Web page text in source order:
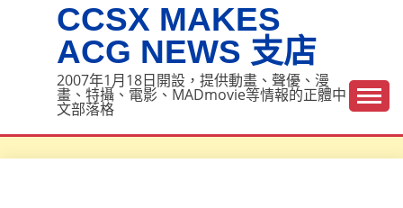
CCSX MAKES
ACG NEWS 支店
2007年1月18日開設，提供動畫、聲優、漫
畫、特攝、電影、MADmovie等情報的正體中
文部落格